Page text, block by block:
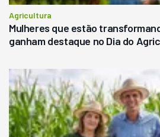
Agricultura
Mulheres que estão
ganham destaque no Dia do